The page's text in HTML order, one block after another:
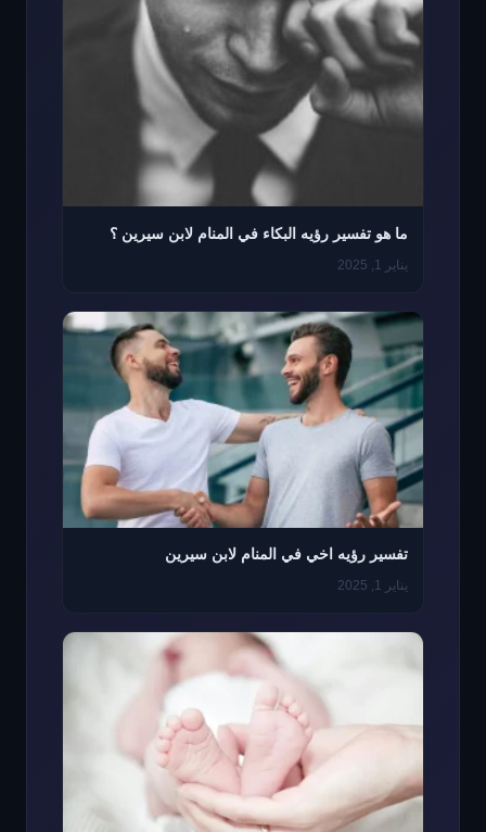
ما هو تفسير رؤيه البكاء في المنام لابن سيرين ؟
يناير 1, 2025
تفسير رؤيه اخي في المنام لابن سيرين
يناير 1, 2025